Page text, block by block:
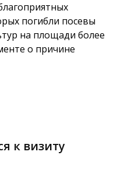
погибли посевы
на площади более
о причине
к визиту